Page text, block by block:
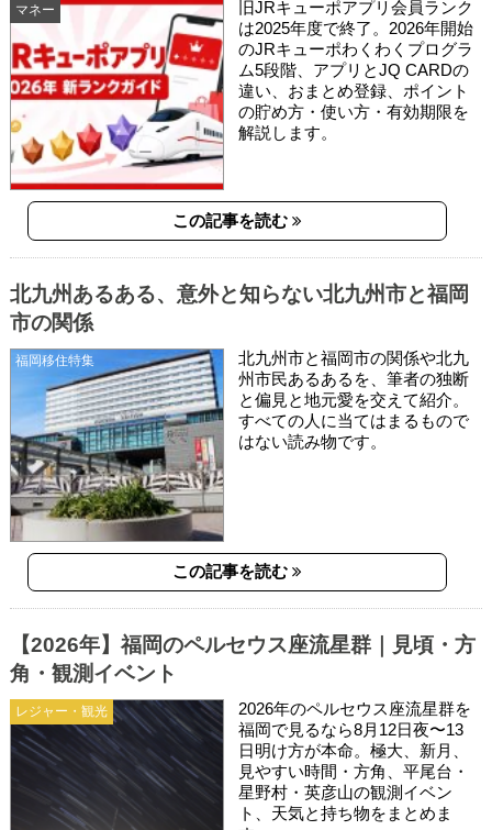
マネー
旧JRキューポアプリ会員ランク
は2025年度で終了。2026年開始
のJRキューポわくわくプログラ
ム5段階、アプリとJQ CARDの
違い、おまとめ登録、ポイント
の貯め方・使い方・有効期限を
解説します。
この記事を読む
福岡移住特集
北九州あるある、意外と知らない北九州市と福岡
市の関係
北九州市と福岡市の関係や北九
州市民あるあるを、筆者の独断
と偏見と地元愛を交えて紹介。
すべての人に当てはまるもので
はない読み物です。
この記事を読む
レジャー・観光
【2026年】福岡のペルセウス座流星群｜見頃・方
角・観測イベント
2026年のペルセウス座流星群を
福岡で見るなら8月12日夜〜13
日明け方が本命。極大、新月、
見やすい時間・方角、平尾台・
星野村・英彦山の観測イベン
ト、天気と持ち物をまとめま